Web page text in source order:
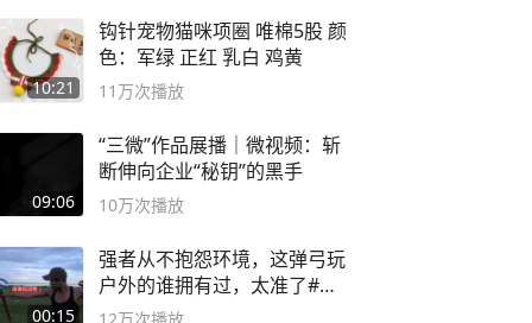
10:21
钩针宠物猫咪项圈 唯棉5股 颜
色：军绿 正红 乳白 鸡黄
11万次播放
09:06
“三微”作品展播｜微视频：斩
断伸向企业“秘钥”的黑手
10万次播放
00:15
强者从不抱怨环境，这弹弓玩
户外的谁拥有过，太准了#弹
弓#户外